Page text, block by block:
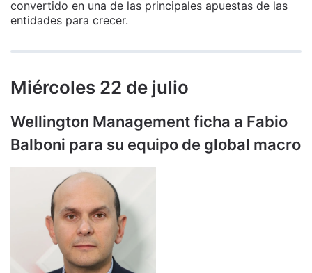
convertido en una de las principales apuestas de las
entidades para crecer.
Miércoles 22 de julio
Wellington Management ficha a Fabio
Balboni para su equipo de global macro